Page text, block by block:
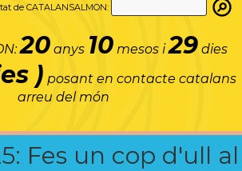
de CATALANSALMON:
20 anys 10 mesos i29 dies
) posant en contacte catalans
arreu del món
Fes un cop d'ull al